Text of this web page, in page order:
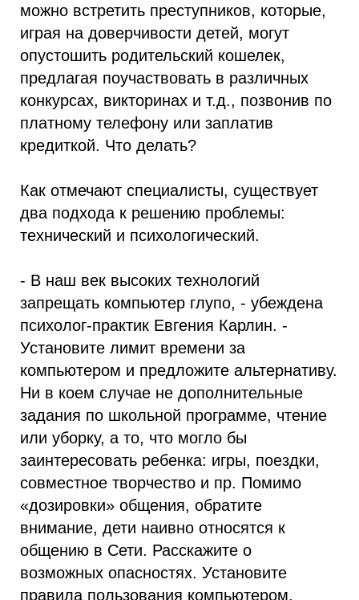
можно встретить преступников, которые,
играя на доверчивости детей, могут
опустошить родительский кошелек,
предлагая поучаствовать в различных
конкурсах, викторинах и т.д., позвонив по
платному телефону или заплатив
кредиткой. Что делать?
Как отмечают специалисты, существует
два подхода к решению проблемы:
технический и психологический.
- В наш век высоких технологий
запрещать компьютер глупо, - убеждена
психолог-практик Евгения Карлин. -
Установите лимит времени за
компьютером и предложите альтернативу.
Ни в коем случае не дополнительные
задания по школьной программе, чтение
или уборку, а то, что могло бы
заинтересовать ребенка: игры, поездки,
совместное творчество и пр. Помимо
«дозировки» общения, обратите
внимание, дети наивно относятся к
общению в Сети. Расскажите о
возможных опасностях. Установите
правила пользования компьютером,